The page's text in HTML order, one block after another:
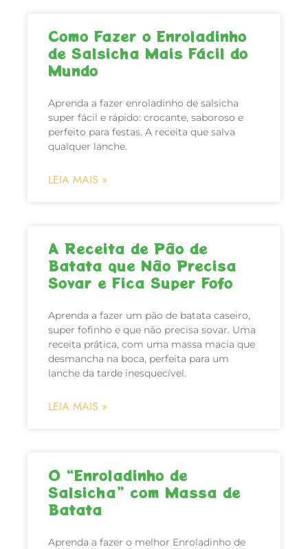
Como Fazer o Enroladinho
de Salsicha Mais Fácil do
Mundo
Aprenda a fazer enroladinho de salsicha
super fácil e rápido: crocante, saboroso e
perfeito para festas. A receita que salva
qualquer lanche.
LEIA MAIS »
A Receita de Pão de
Batata que Não Precisa
Sovar e Fica Super Fofo
Aprenda a fazer um pão de batata caseiro,
super fofinho e que não precisa sovar. Uma
receita prática, com uma massa macia que
desmancha na boca, perfeita para um
lanche da tarde inesquecível.
LEIA MAIS »
O “Enroladinho de
Salsicha” com Massa de
Batata
Aprenda a fazer o melhor Enroladinho de